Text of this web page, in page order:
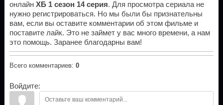
онлайн ХБ 1 сезон 14 серия. Для просмотра сериала не
нужно регистрироваться. Но мы были бы признательны
вам, если вы оставите комментарии об этом фильме и
поставите лайк. Это не займет у вас много времени, а нам
это помощь. Заранее благодарны вам!
Всего комментариев: 0
Войдите: